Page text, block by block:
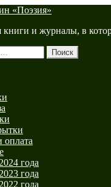
«Поэзия»
книги и журналы, в
Поиск
оплата
года
года
года